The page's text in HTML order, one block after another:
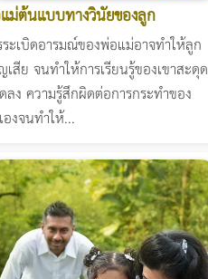
ม่ต้นแบบทางวินัยของลูก
ระเบิดอารมณ์ของพ่อแม่อาจทำให้ลูก
สีย จนทำให้การเรียนรู้ของเขาสะดุด
ง ความรู้สึกผิดต่อการกระทำของ
งจนทำให้...